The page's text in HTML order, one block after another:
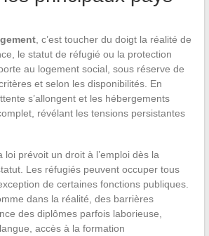
, c’est toucher du doigt la réalité de
le statut de réfugié ou la protection
au logement social, sous réserve de
et selon les disponibilités. En
s’allongent et les hébergements
révélant les tensions persistantes
loi prévoit un droit à l’emploi dès la
Les réfugiés peuvent occuper tous
de certaines fonctions publiques.
dans la réalité, des barrières
des diplômes parfois laborieuse,
accès à la formation